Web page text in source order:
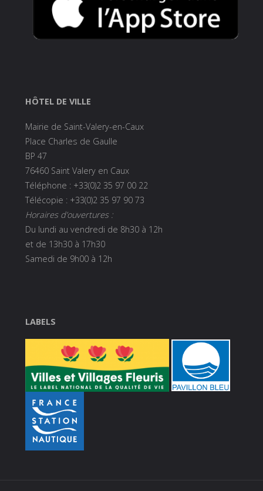
HÔTEL DE VILLE
Mairie de Saint-Valery-en-Caux
Place Charles de Gaulle
BP 47
76460 Saint Valery en Caux
Téléphone : +33(0)2 35 97 00 22
Télécopie : +33(0)2 35 97 90 73
Horaires d’ouvertures :
Du lundi au vendredi de 8h30 à 12h
et de 13h30 à 17h30
Samedi de 9h00 à 12h
LABELS